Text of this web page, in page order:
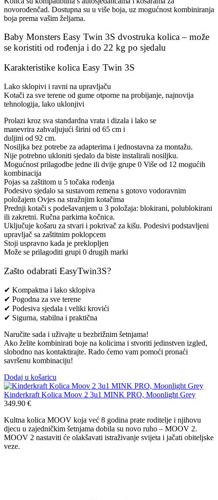
novorođenčad. Dostupna su u više boja, uz mogućnost kombiniranja
boja prema vašim željama.
Baby Monsters Easy Twin 3S dvostruka kolica – može
se koristiti od rođenja i do 22 kg po sjedalu
Karakteristike kolica Easy Twin 3S
Lako sklopivi i ravni na upravljaču
Kotači za sve terene od gume otporne na probijanje, najnovija
tehnologija, lako uklonjivi
Prolazi kroz sva standardna vrata i dizala i lako se
manevrira zahvaljujući širini od 65 cm i
duljini od 92 cm.
Nosiljka bez potrebe za adapterima i jednostavna za montažu.
Nije potrebno ukloniti sjedalo da biste instalirali nosiljku.
Mogućnost prilagodbe jedne ili dvije grupe 0 Više od 12 mogućih
kombinacija
Pojas sa zaštitom u 5 točaka rođenja
Podesivo sjedalo sa sustavom remena s gotovo vodoravnim
položajem Ovjes na stražnjim kotačima
Prednji kotači s podešavanjem u 3 položaja: blokirani, polublokirani
ili zakretni. Ručna parkirna kočnica.
Uključuje košaru za stvari i pokrivač za kišu. Podesivi podstavljeni
upravljač sa zaštitnim poklopcem
Stoji uspravno kada je preklopljen
Može se prilagoditi grupi 0 drugih marki
Zašto odabrati EasyTwin3S?
✔ Kompaktna i lako sklopiva
✔ Pogodna za sve terene
✔ Podesiva sjedala i veliki krovići
✔ Sigurna, stabilna i praktična
Naručite sada i uživajte u bezbrižnim šetnjama!
Ako želite kombinirati boje na kolicima i stvoriti jedinstven izgled,
slobodno nas kontaktirajte. Rado ćemo vam pomoći pronaći
savršenu kombinaciju!
Dodaj u košaricu
Kinderkraft Kolica Moov 2 3u1 MINK PRO, Moonlight Grey
349.90 €
Kultna kolica MOOV koja već 8 godina prate roditelje i njihovu
djecu u zajedničkim šetnjama dobila su novo ruho – MOOV 2.
MOOV 2 nastaviti će olakšavati istraživanje svijeta i jačati obiteljske
veze.